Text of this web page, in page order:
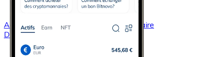
Acheter Dogecoinavec virement bancaire
DOGE